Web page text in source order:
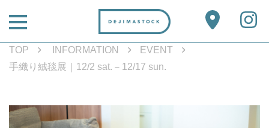
TOP INFORMATION
EVENT
手織り絨毯展｜12/2 sat.－12/17 sun.